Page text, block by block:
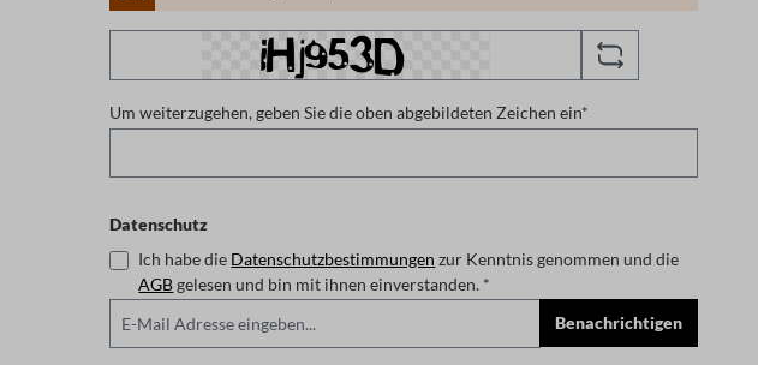
Um weiterzugehen, geben Sie die oben abgebildeten Zeichen ein*
Datenschutz
Ich habe die Datenschutzbestimmungen zur Kenntnis genommen und die
AGB
gelesen und bin mit ihnen einverstanden. *
Benachrichtigen